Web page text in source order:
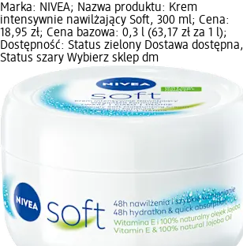
Marka: NIVEA; Nazwa produktu: Krem
intensywnie nawilżający Soft, 300 ml; Cena:
18,95 zł; Cena bazowa: 0,3 l (63,17 zł za 1 l);
Dostępność: Status zielony Dostawa dostępna,
Status szary Wybierz sklep dm